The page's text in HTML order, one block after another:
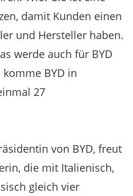
damit Kunden einen
und Hersteller haben.
werde auch für BYD
BYD in
27
von BYD, freut
die mit Italienisch,
gleich vier